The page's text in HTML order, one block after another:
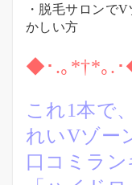
・脱毛サロンで
かしい方
◆･.｡*†*｡.･
これ1本で
れいVゾー
口コミラ